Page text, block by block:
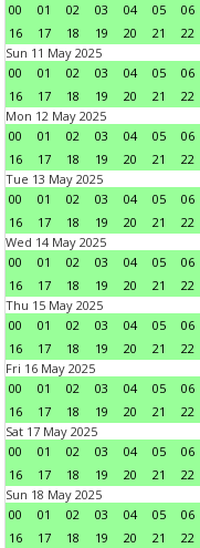
00
01 02 03 04 05 06
16
17 18 19 20 21 22
Sun 11 May 2025
00
01 02 03 04 05 06
16
17 18 19 20 21 22
Mon 12 May 2025
00
01 02 03 04 05 06
16
17 18 19 20 21 22
Tue 13 May 2025
00
01 02 03 04 05 06
16
17 18 19 20 21 22
Wed 14 May 2025
00
01 02 03 04 05 06
16
17 18 19 20 21 22
Thu 15 May 2025
00
01 02 03 04 05 06
16
17 18 19 20 21 22
Fri 16 May 2025
00
01 02 03 04 05 06
16
17 18 19 20 21 22
Sat 17 May 2025
00
01 02 03 04 05 06
16
17 18 19 20 21 22
Sun 18 May 2025
00
01 02 03 04 05 06
16
17 18 19 20 21 22